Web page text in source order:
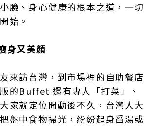
臉、身心健康的根本之道，一切
始。
身又美顏
來訪台灣，到市場裡的自助餐店
的Buffet 還有專人「打菜」、
家就定位開動後不久，台灣人大
盤中食物掃光，紛紛起身舀湯或